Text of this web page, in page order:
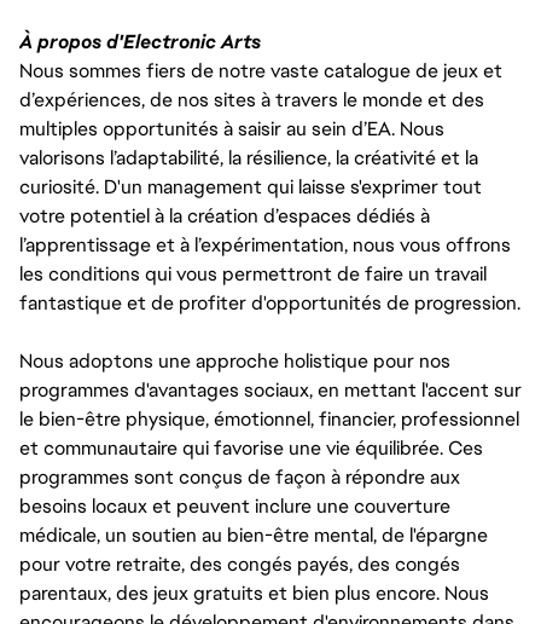
À propos d'Electronic Arts
Nous sommes fiers de notre vaste catalogue de jeux et
d’expériences, de nos sites à travers le monde et des
multiples opportunités à saisir au sein d’EA. Nous
valorisons l’adaptabilité, la résilience, la créativité et la
curiosité. D'un management qui laisse s'exprimer tout
votre potentiel à la création d’espaces dédiés à
l’apprentissage et à l’expérimentation, nous vous offrons
les conditions qui vous permettront de faire un travail
fantastique et de profiter d'opportunités de progression.
Nous adoptons une approche holistique pour nos
programmes d'avantages sociaux, en mettant l'accent sur
le bien-être physique, émotionnel, financier, professionnel
et communautaire qui favorise une vie équilibrée. Ces
programmes sont conçus de façon à répondre aux
besoins locaux et peuvent inclure une couverture
médicale, un soutien au bien-être mental, de l'épargne
pour votre retraite, des congés payés, des congés
parentaux, des jeux gratuits et bien plus encore. Nous